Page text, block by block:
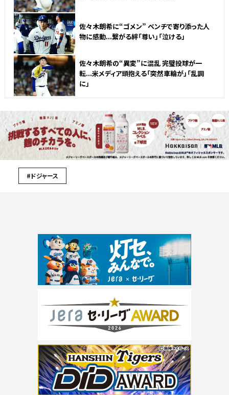
佐々木朗希に“ゴメン” ベンチで寄り添った人
物に感動...繋がる絆「尊い」「泣ける」
佐々木朗希の“異変”に混乱 完璧投球が一
転...米メディア頭抱える「突然車輪が」「乱調
に」
#ドジャース